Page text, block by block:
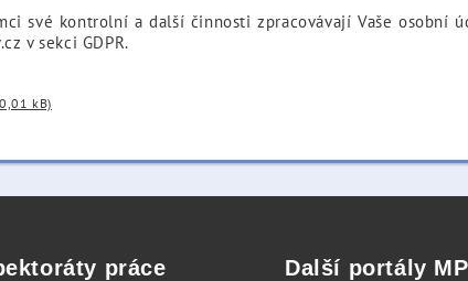
své kontrolní a další činnosti zpracovávají Vaše osobní
v sekci GDPR.
kB)
práce Další portály